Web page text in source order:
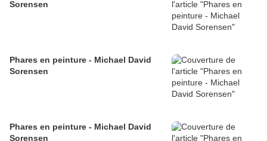
Sorensen
Phares en peinture - Michael David
Sorensen
Phares en peinture - Michael David
Sorensen